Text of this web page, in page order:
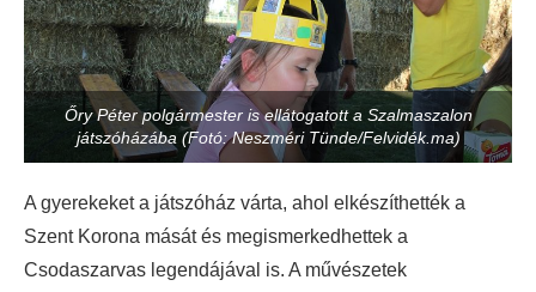
Őry Péter polgármester is ellátogatott a Szalmaszalon
játszóházába (Fotó: Neszméri Tünde/Felvidék.ma)
A gyerekeket a játszóház várta, ahol elkészíthették a
Szent Korona mását és megismerkedhettek a
Csodaszarvas legendájával is. A művészetek